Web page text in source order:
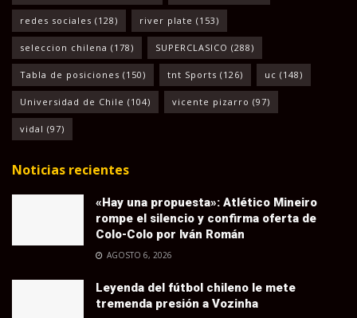
redes sociales (128) river plate (153)
seleccion chilena (178) SUPERCLASICO (288)
Tabla de posiciones (150) tnt Sports (126) uc (148)
Universidad de Chile (104) vicente pizarro (97)
vidal (97)
Noticias recientes
«Hay una propuesta»: Atlético Mineiro
rompe el silencio y confirma oferta de
Colo-Colo por Iván Román
AGOSTO 6, 2026
Leyenda del fútbol chileno le mete
tremenda presión a Vozinha